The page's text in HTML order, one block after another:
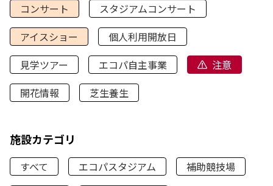
コンサート
スタジアムコンサート
アイスショー
個人利用開放日
見学ツアー
エコパ自主事業
注意
開花情報
芝生養生
施設カテゴリ
すべて エコパスタジアム
補助競技場